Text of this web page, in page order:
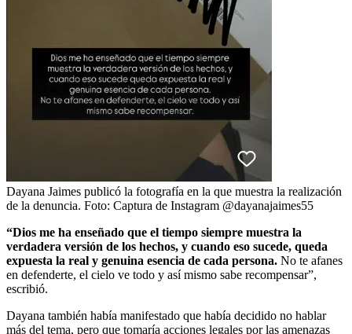
Dayana Jaimes publicó la fotografía en la que muestra la realización
de la denuncia. Foto: Captura de Instagram @dayanajaimes55
“Dios me ha enseñado que el tiempo siempre muestra la
verdadera versión de los hechos, y cuando eso sucede, queda
expuesta la real y genuina esencia de cada persona. No te afanes
en defenderte, el cielo ve todo y así mismo sabe recompensar”,
escribió.
Dayana también había manifestado que había decidido no hablar
más del tema, pero que tomaría acciones legales por las amenazas